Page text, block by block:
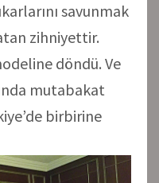
savunmak
zihniyettir.
döndü. Ve
mutabakat
birbirine